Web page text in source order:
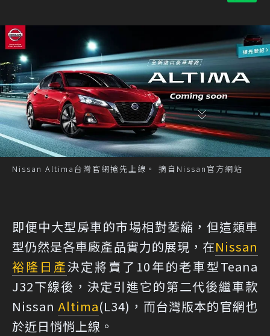
Nissan Altima台灣官網搶先上線。 摘自Nissan官方網站
即便中大型房車的市場相對萎縮，但這類車
型仍然是各車廠產品實力的展現，在Nissan
裕隆日產決定將賣了10年的老車型Teana
J32下線後，決定引進它的第二代後繼車款
NissanAltima(L34)，而台灣版本的官網也
於近日悄悄上線。